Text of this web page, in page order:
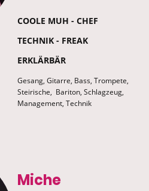
COOLE MUH - CHEF
TECHNIK - FREAK
ERKLÄRBÄR
Gesang, Gitarre, Bass, Trompete,
Steirische, Bariton, Schlagzeug,
Management, Technik
Miche